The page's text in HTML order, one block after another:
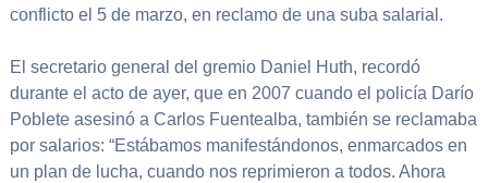
conflicto el 5 de marzo, en reclamo de una suba salarial.
El secretario general del gremio Daniel Huth, recordó
durante el acto de ayer, que en 2007 cuando el policía Darío
Poblete asesinó a Carlos Fuentealba, también se reclamaba
por salarios: “Estábamos manifestándonos, enmarcados en
un plan de lucha, cuando nos reprimieron a todos. Ahora